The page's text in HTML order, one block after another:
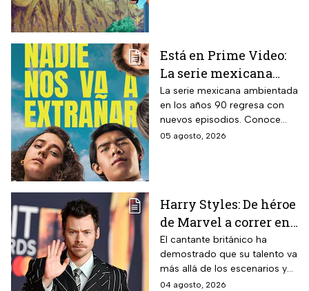
Está en Prime Video:
La serie mexicana
noventera de la que
todos están hablando
y que se ve en un fin
de semana
La serie mexicana ambientada
en los años 90 regresa con
nuevos episodios. Conoce
cuándo se estrena, qué
05 agosto, 2026
Harry Styles: De héroe
de Marvel a correr en
Chapultepec; las
apariciones del
cantante en el cine
El cantante británico ha
demostrado que su talento va
más allá de los escenarios y
ha llegado a la pantalla
04 agosto, 2026